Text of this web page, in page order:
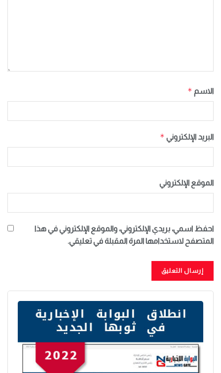
الاسم *
البريد الإلكتروني *
الموقع الإلكتروني
احفظ اسمي، بريدي الإلكتروني، والموقع الإلكتروني في هذا
المتصفح لاستخدامها المرة المقبلة في تعليقي.